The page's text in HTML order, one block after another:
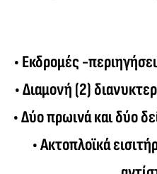
• Εκδρομές -
• Διαμονή (2)
• Δύο πρωινά και δύο
• Ακτοπλοϊκά